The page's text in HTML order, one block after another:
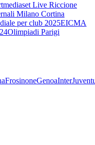
Live Riccione
Milano Cortina
per club 2025EICMA
Olimpiadi Parigi
FrosinoneGenoaInter